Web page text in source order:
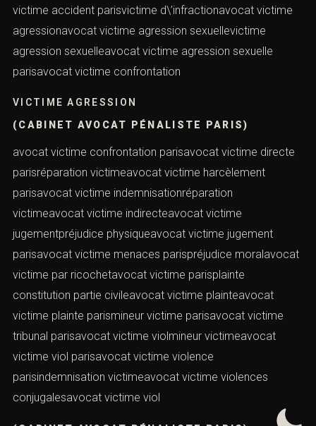
infraction pénaleavocat plainte avec constitution de
partie civileavocat plainte avec constitution de partie
civile parisfaute de la victime jurisprudencefaute de la
victime provocationavocat plainte procureuravocat
pénalesavocat préjudice partie civileharcèlement moral
au travail infraction pénaleavocat préjudice
victimeavocat préjudice victime parisharcèlement
infractionharcèlement moral infraction pénalevictime
violencesavocat réparation victimeavocat réparation
victime parisvictime violavocat sarviavocat
victimevictime réparationavocat victime
accidentavocat victime accident parisvictime
d\’infractionavocat victime agressionavocat victime
agression sexuellevictime agression sexuelleavocat
victime agression sexuelle parisavocat victime
confrontation